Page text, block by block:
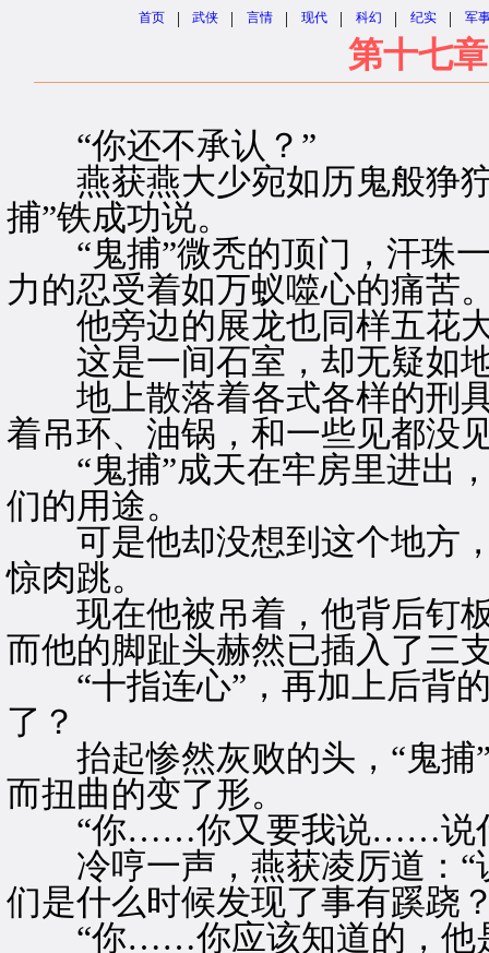
首页 | 武侠 | 言情 | 现代 | 科幻 | 纪实 | 军
第十七
“你还不承认？”
燕获燕大少宛如历鬼般狰狞
捕”铁成功说。
“鬼捕”微秃的顶门，汗珠一
力的忍受着如万蚁噬心的痛苦
他旁边的展龙也同样五花
这是一间石室，却无疑如地
地上散落着各式各样的刑具
着吊环、油锅，和一些见都没
“鬼捕”成天在牢房里进出，
们的用途。
可是他却没想到这个地方，
惊肉跳。
现在他被吊着，他背后钉板
而他的脚趾头赫然已插入了三
“十指连心”，再加上后背的
了？
抬起惨然灰败的头，“鬼捕”
而扭曲的变了形。
“你……你又要我说……说什
冷哼一声，燕获凌厉道：“
们是什么时候发现了事有蹊跷
“你……你应该知道的，他